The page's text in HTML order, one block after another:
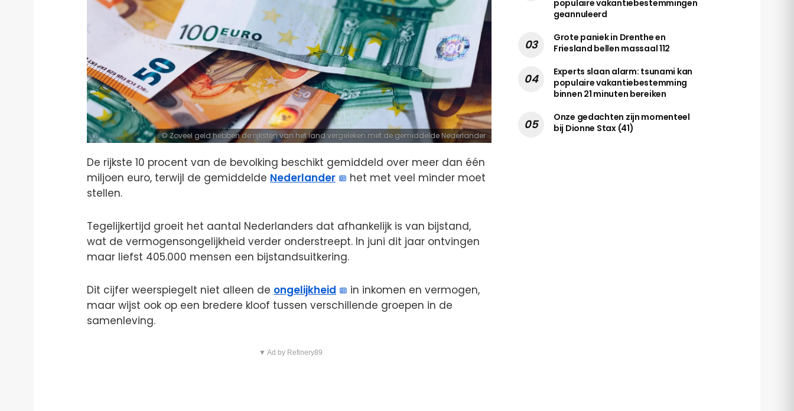
Zoveel geld hebben de rijksten van het land vergeleken met de gemiddelde Nederlander
De rijkste 10 procent van de bevolking beschikt gemiddeld over meer dan één
miljoen euro, terwijl de gemiddelde Nederlander
het met veel minder moet
stellen.
Tegelijkertijd groeit het aantal Nederlanders dat afhankelijk is van bijstand,
wat de vermogensongelijkheid verder onderstreept. In juni dit jaar ontvingen
maar liefst 405.000 mensen een bijstandsuitkering.
Dit cijfer weerspiegelt niet alleen de ongelijkheid
in inkomen en vermogen,
maar wijst ook op een bredere kloof tussen verschillende groepen in de
samenleving.
▼ Ad by Refinery89
populaire vakantiebestemmingen
geannuleerd
Grote paniek in Drenthe en
Friesland bellen massaal 112
Experts slaan alarm: tsunami kan
populaire vakantiebestemming
binnen 21 minuten bereiken
Onze gedachten zijn momenteel
bij Dionne Stax (41)